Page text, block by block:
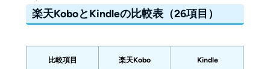
オーディオブック連携の違い
電子書籍リーダーの機種の違い
端末・同期・使い勝手の違い
か？
楽天KoboとKindleの比較表（26項目）
比較項目 楽天Kobo Kindle